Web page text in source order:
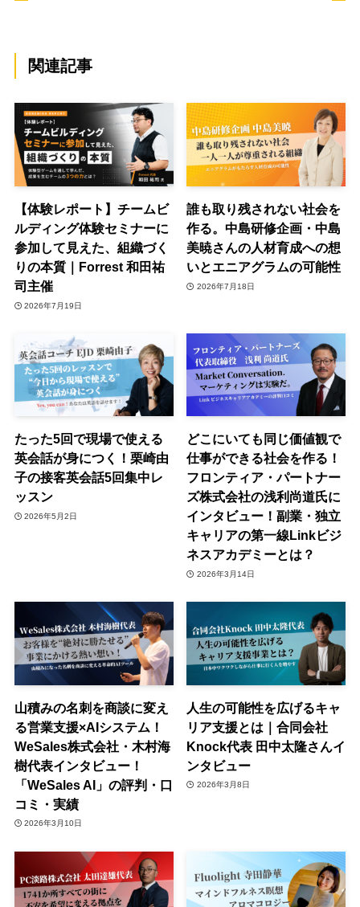
関連記事
【体験レポート】チームビ
ルディング体験セミナーに
参加して見えた、組織づく
りの本質｜Forrest 和田祐
司主催
2026年7月19日
誰も取り残されない社会を
作る。中島研修企画・中島
美暁さんの人材育成への想
いとエニアグラムの可能性
2026年7月18日
たった5回で現場で使える
英会話が身につく！栗崎由
子の接客英会話5回集中レ
ッスン
2026年5月2日
どこにいても同じ価値観で
仕事ができる社会を作る！
フロンティア・パートナー
ズ株式会社の浅利尚道氏に
インタビュー！副業・独立
キャリアの第一線Linkビジ
ネスアカデミーとは？
2026年3月14日
山積みの名刺を商談に変え
る営業支援×AIシステム！
WeSales株式会社・木村海
樹代表インタビュー！
「WeSales AI」の評判・口
コミ・実績
2026年3月10日
人生の可能性を広げるキャ
リア支援とは｜合同会社
Knock代表 田中太隆さんイ
ンタビュー
2026年3月8日